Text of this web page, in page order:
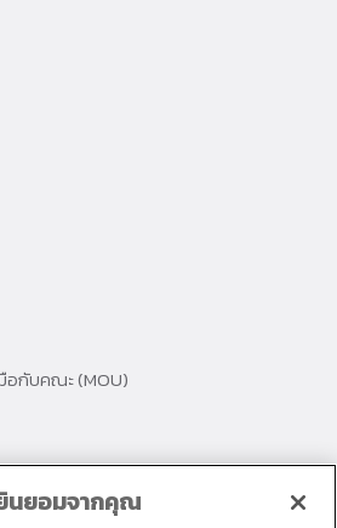
กับคณะ (MOU)
นธ์
นยอมจากคุณ